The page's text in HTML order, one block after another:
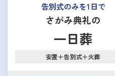
告別式のみを1日で
さがみ典礼の
一日葬
安置＋告別式＋火葬